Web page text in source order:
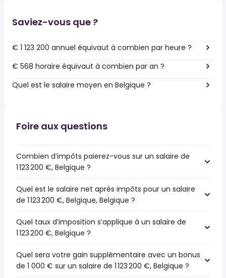
Saviez-vous que ?
€ 1 123 200 annuel équivaut à combien par heure ?
€ 568 horaire équivaut à combien par an ?
Quel est le salaire moyen en Belgique ?
Foire aux questions
Combien d’impôts paierez-vous sur un salaire de
1 123 200 €, Belgique ?
Quel est le salaire net après impôts pour un salaire
de 1 123 200 €, Belgique, Belgique ?
Quel taux d’imposition s’applique à un salaire de
1 123 200 €, Belgique ?
Quel sera votre gain supplémentaire avec un bonus
de 1 000 € sur un salaire de 1 123 200 €, Belgique ?